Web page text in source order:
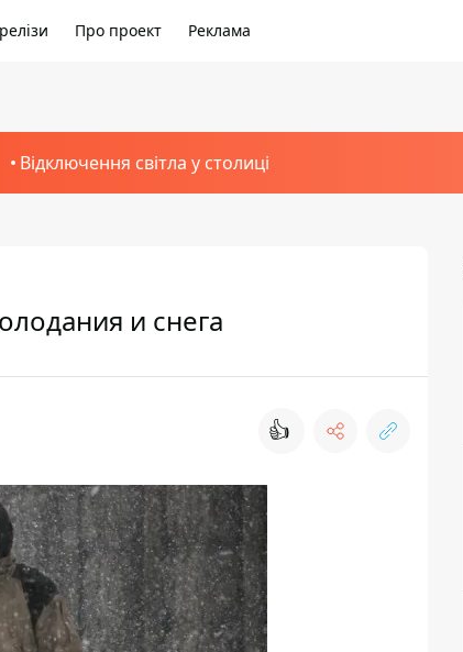
Про проект Реклама
Відключення світла у столиці
и снега
👍